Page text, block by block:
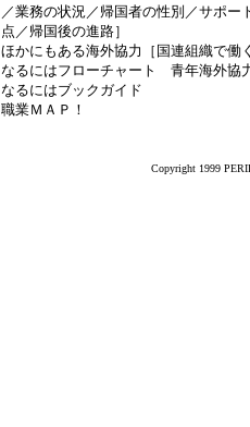
／業務の状況／帰国者の性別／サポー
点／帰国後の進路］
ほかにもある海外協力［国連組織で働
なるにはフローチャート 青年海外協
なるにはブックガイド
職業ＭＡＰ！
Copyright 1999